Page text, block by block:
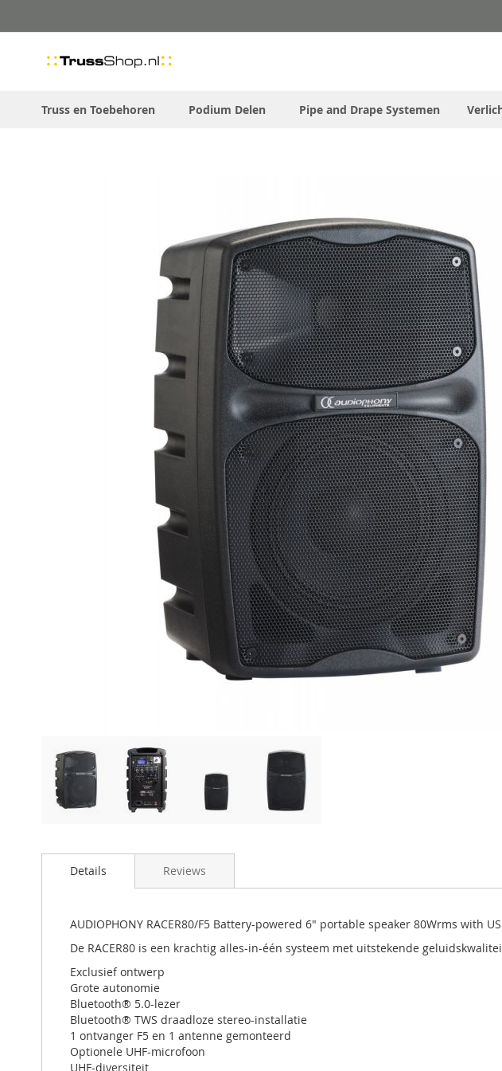
to
Truss en Toebehoren
Podium Delen Pipe and Drape Systemen
Details Reviews
AUDIOPHONY RACER80/F5 Battery-powered 6" portable speaker 80Wrms with
De RACER80 is een krachtig alles-in-één systeem met uitstekende
Exclusief ontwerp
Grote autonomie
Bluetooth® 5.0-lezer
Bluetooth® TWS draadloze stereo-installatie
1 ontvanger F5 en 1 antenne gemonteerd
Optionele UHF-microfoon
UHF-diversiteit